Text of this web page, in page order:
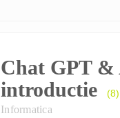
Chat GPT &
introductie
(8)
Informatica